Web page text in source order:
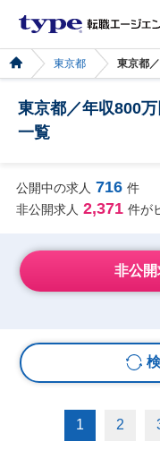
東京都 東京都
東京都／年収800
一覧
公開中の求人 716 件
非公開求人 2,371 件が
非公
1 2